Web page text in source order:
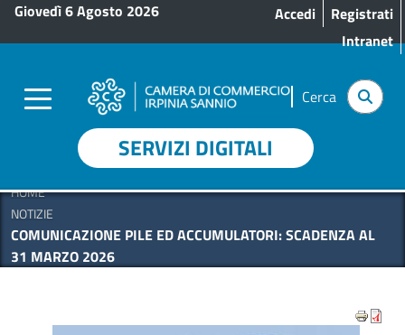
Salta al contenuto principale
Giovedì 6 Agosto 2026 Menu profilo utente
Accedi
Registrati
Intranet
Cerca
SERVIZI DIGITALI
HOME
NOTIZIE
COMUNICAZIONE PILE ED ACCUMULATORI: SCADENZA AL
31 MARZO 2026